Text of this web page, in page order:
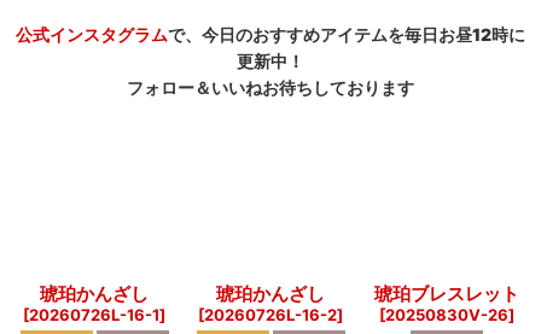
公式インスタグラムで、今日のおすすめアイテムを毎日お昼12時に
更新中！
フォロー＆いいねお待ちしております
琥珀かんざし
[20260726L-16-1]
琥珀かんざし
[20260726L-16-2]
琥珀ブレスレット
[20250830V-26]